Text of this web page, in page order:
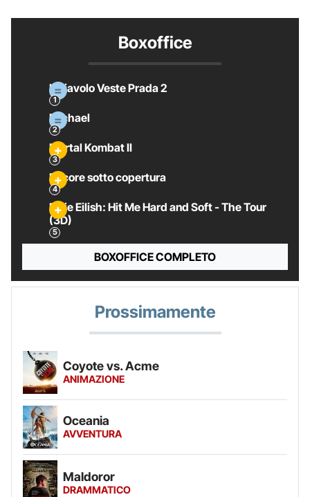
Boxoffice
Il Diavolo Veste Prada 2
Michael
Mortal Kombat II
Pecore sotto copertura
Billie Eilish: Hit Me Hard and Soft - The Tour
(3D)
BOXOFFICE COMPLETO
Prossimamente
Coyote vs. Acme
ANIMAZIONE
Oceania
AVVENTURA
Maldoror
DRAMMATICO